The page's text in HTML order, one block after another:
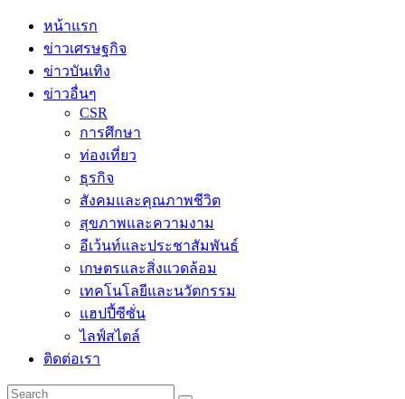
Skip
content
หน้าแรก
ข่าวเศรษฐกิจ
ข่าวบันเทิง
ข่าวอื่นๆ
CSR
การศึกษา
ท่องเที่ยว
ธุรกิจ
สังคมและคุณภาพชีวิต
สุขภาพและความงาม
อีเว้นท์และประชาสัมพันธ์
เกษตรและสิ่งแวดล้อม
เทคโนโลยีและนวัตกรรม
แฮปปี้ซีซั่น
ไลฟ์สไตล์
ติดต่อเรา